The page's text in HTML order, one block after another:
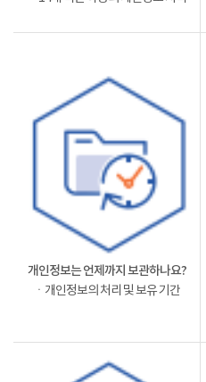
개인정보는 언제까지 보관하나요?
ㆍ개인정보의 처리 및 보유 기간